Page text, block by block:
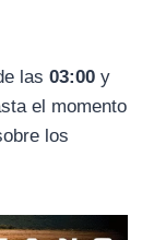
las 03:00 y
el momento
los